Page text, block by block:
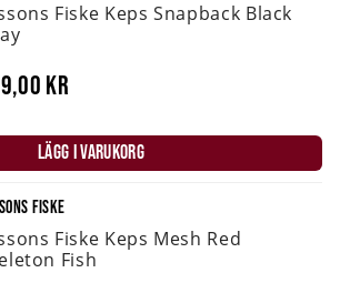
Fiske Keps Snapback Black
kr
LÄGG I VARUKORG
FISKE
Fiske Keps Mesh Red
Fish